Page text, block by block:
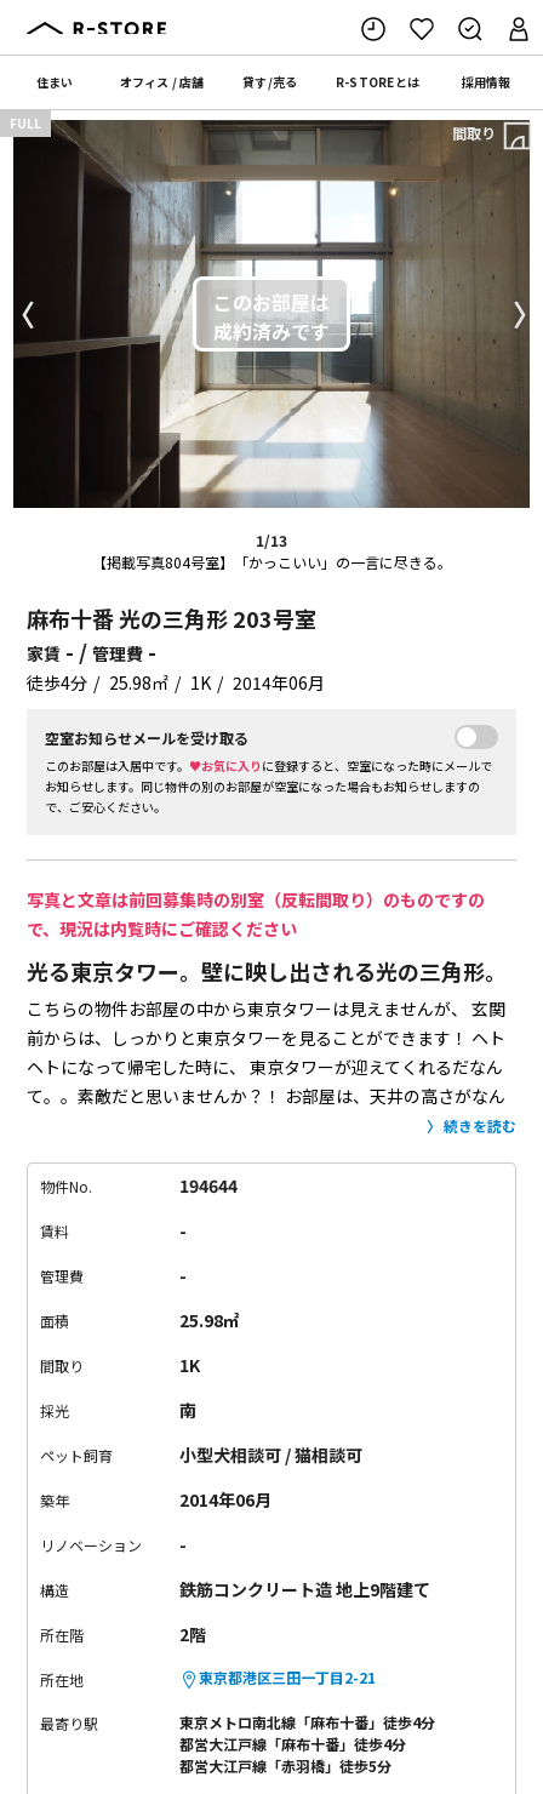
住まい オフィス /店舗 貸す/売る R-STOREとは 採用情報
1/13
【掲載写真804号室】「かっこいい」の一言に尽きる。
〈 〉
FULL 間取り
麻布十番 光の三角形 203号室
家賃 - /管理費 -
徒歩4分 25.98㎡ 1K 2014年06月
空室お知らせメールを受け取る
このお部屋は入居中です。♥お気に入り に登録すると、空室になった時にメールで
お知らせします。同じ物件の別のお部屋が空室になった場合もお知らせしますの
で、ご安心ください。
写真と文章は前回募集時の別室（反転間取り）のものですの
で、現況は内覧時にご確認ください
光る東京タワー。壁に映し出される光の三角形。
こちらの物件お部屋の中から東京タワーは見えませんが、 玄関
前からは、しっかりと東京タワーを見ることができます！ ヘト
ヘトになって帰宅した時に、 東京タワーが迎えてくれるだなん
て。。素敵だと思いませんか？！ お部屋は、天井の高さがなん
日が当たって壁に
ロフトまでのキャットウォークのような階段もステキ！
立っては歩けませんが、寝室として使うには充分過ぎるスペース
かと。玄関前から見える三角形の東京タワー。
か？
続きを読む
物件No. 194644
賃料 -
管理費 -
面積 25.98㎡
間取り 1K
採光 南
ペット飼育 小型犬相談可 / 猫相談可
築年 2014年06月
リノベーション -
構造 鉄筋コンクリート造 地上9階建て
所在階 2階
所在地 東京都港区三田一丁目2-21
最寄り駅
東京メトロ南北線「麻布十番」徒歩4分
都営大江戸線「麻布十番」徒歩4分
都営大江戸線「赤羽橋」徒歩5分